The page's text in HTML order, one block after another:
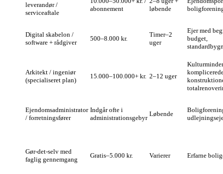
leverandør /
serviceaftale
abonnement
løbende
Digital skabelon /
software + rådgiver
500–8.000 kr.
Timer–2
uger
Ejer med
budget,
Arkitekt / ingeniør
(specialiseret plan)
15.000–100.000+ kr. 2–12 uger
Ejendomsadministrator
/ forretningsfører
Indgår ofte i
administrationsgebyr
Løbende
Gør‑det‑selv med
faglig gennemgang
Gratis–5.000 kr. Varierer Erfarne